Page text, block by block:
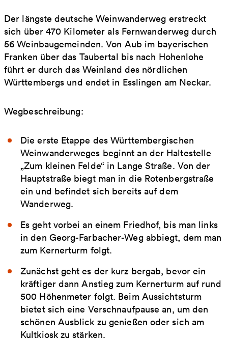
Der längste deutsche Weinwanderweg erstreckt
sich über 470 Kilometer als Fernwanderweg durch
56 Weinbaugemeinden. Von Aub im bayerischen
Franken über das Taubertal bis nach Hohenlohe
führt er durch das Weinland des nördlichen
Württembergs und endet in Esslingen am Neckar.
Wegbeschreibung:
Die erste Etappe des Württembergischen
Weinwanderweges beginnt an der Haltestelle
„Zum kleinen Felde“ in Lange Straße. Von der
Hauptstraße biegt man in die Rotenbergstraße
ein und befindet sich bereits auf dem
Wanderweg.
Es geht vorbei an einem Friedhof, bis man links
in den Georg-Farbacher-Weg abbiegt, dem man
zum Kernerturm folgt.
Zunächst geht es der kurz bergab, bevor ein
kräftiger dann Anstieg zum Kernerturm auf rund
500 Höhenmeter folgt. Beim Aussichtsturm
bietet sich eine Verschnaufpause an, um den
schönen Ausblick zu genießen oder sich am
Kultkiosk zu stärken.